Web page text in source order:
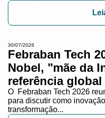
30/07/2026
Febraban Tech
Nobel, "mãe da
referência
O Febraban Tech 2026
para discutir como
transformação...